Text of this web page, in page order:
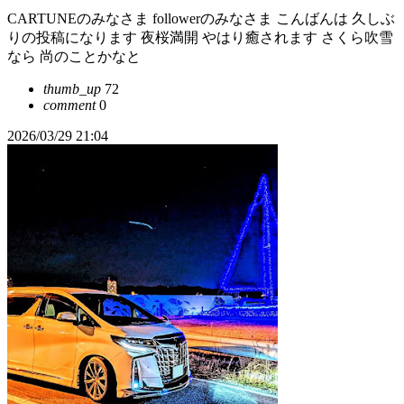
CARTUNEのみなさま followerのみなさま こんばんは 久しぶ
りの投稿になります 夜桜満開 やはり癒されます さくら吹雪
なら 尚のことかなと
thumb_up 72
comment0
2026/03/29 21:04